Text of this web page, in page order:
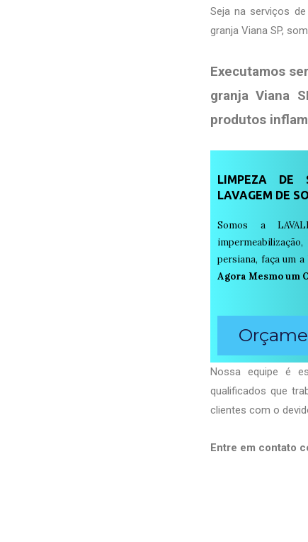
Seja na serviços
granja Viana SP,
Executamos
granja Viana
produtos
LIMPEZA DE
LAVAGEM DE
Somos a
persiana, faça um
Agora Mesmo um
Nossa equipe é
qualificados que
clientes com o
Entre em contato